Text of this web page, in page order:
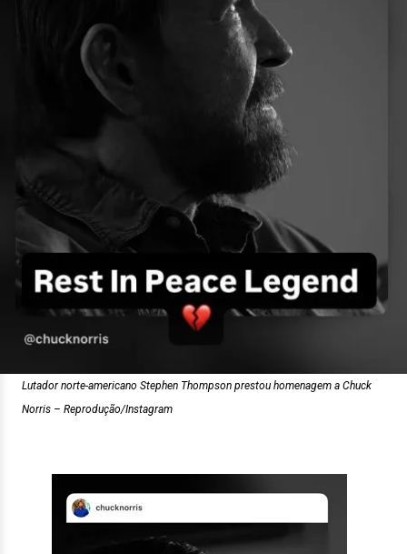
Lutador norte-americano Stephen Thompson prestou homenagem a Chuck
Norris – Reprodução/Instagram